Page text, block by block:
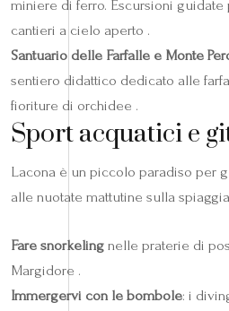
miniere di ferro. Escursioni
cantieri a cielo aperto .
Santuario delle Farfalle e Monte
sentiero didattico dedicato alle
fioriture di orchidee .
Sport acquatici e
Lacona è un piccolo paradiso per
alle nuotate mattutine sulla
Fare snorkeling nelle praterie di
Margidore .
Immergervi con le bombole: i